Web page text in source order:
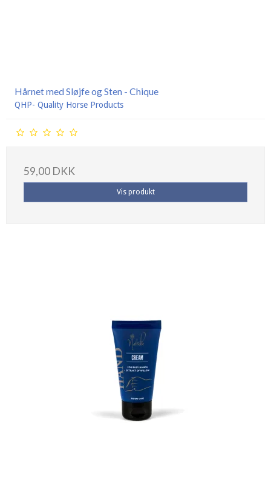
Hårnet med Sløjfe og Sten - Chique
QHP- Quality Horse Products
59,00 DKK
Vis produkt